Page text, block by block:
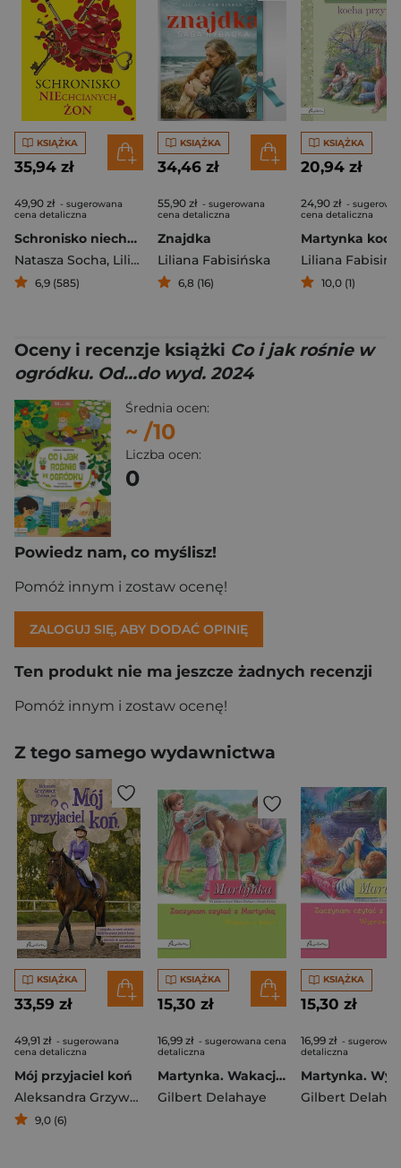
KSIĄŻKA
35,94 zł
49,90 zł - sugerowana
cena detaliczna
Schronisko niechcianych żon
Natasza Socha, Liliana Fabisińska
6,9 (585)
KSIĄŻKA
34,46 zł
55,90 zł - sugerowana
cena detaliczna
Znajdka
Liliana Fabisińska
6,8 (16)
KSIĄŻKA
20,94 zł
24,90 zł -
cena detaliczna
Liliana
10,0 (1)
Oceny i recenzje książki Co i jak rośnie w
ogródku. Od...do wyd. 2024
Średnia ocen:
~ /10
Liczba ocen:
0
Powiedz nam, co myślisz!
Pomóż innym i zostaw ocenę!
ZALOGUJ SIĘ, ABY DODAĆ OPINIĘ
Ten produkt nie ma jeszcze żadnych recenzji
Pomóż innym i zostaw ocenę!
Z tego samego wydawnictwa
KSIĄŻKA
33,59 zł
49,91 zł - sugerowana
cena detaliczna
Mój przyjaciel koń
Aleksandra Grzywacz
9,0 (6)
KSIĄŻKA
15,30 zł
16,99 zł - sugerowana cena
detaliczna
Martynka. Wakacje u babci. Zaczynam czytać z Martynką
Gilbert Delahaye
KSIĄŻKA
15,30 zł
16,99 zł -
detaliczna
Gilbert